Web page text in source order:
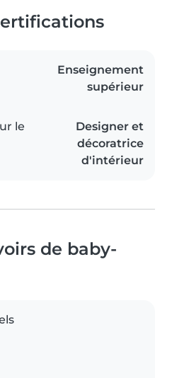
Enseignement
supérieur
le
Designer et
décoratrice
d'intérieur
de baby-